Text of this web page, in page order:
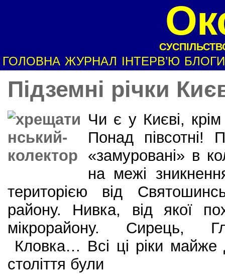
ГОЛОВНА ЖУРНАЛ ІНТЕРВ’Ю БЛОГИ
Підземні річки
Чи є у Києві, крім
Понад півсотні!
«замуровані» в
на межі
територією від
району. Нивка, від якої
мікрорайону. Сирець,
Кловка… Всі ці ріки
століття були